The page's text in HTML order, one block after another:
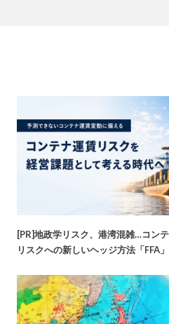
[PR]地政学リスク、港湾混雑…コン
リスクへの新しいヘッジ方法「FFA